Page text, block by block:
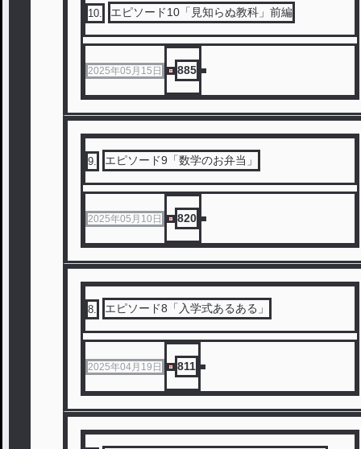
10. エピソード10「見知らぬ教科」前編
2025年05月15日 885
9. エピソード9「数学のお弁当」
2025年05月10日 820
8. エピソード8「入学式あるある」
2025年04月19日 811